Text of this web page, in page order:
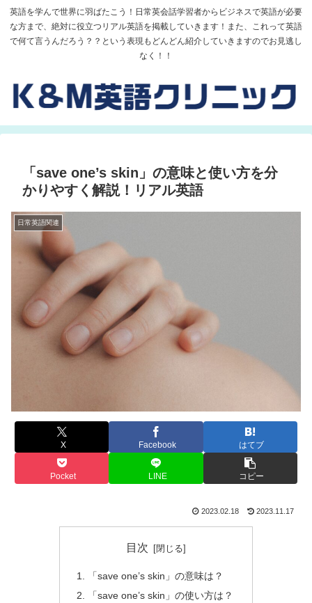
英語を学んで世界に羽ばたこう！日常英会話学習者からビジネスで英語が必要
な方まで、絶対に役立つリアル英語を掲載していきます！また、これって英語
で何て言うんだろう？？という表現もどんどん紹介していきますのでお見逃し
なく！！
「save one’s skin」の意味と使い方を分
かりやすく解説！リアル英語
日常英語関連
X Facebook はてブ
Pocket LINE コピー
2023.02.18 2023.11.17
目次
「save one’s skin」の意味は？
「save one’s skin」の使い方は？